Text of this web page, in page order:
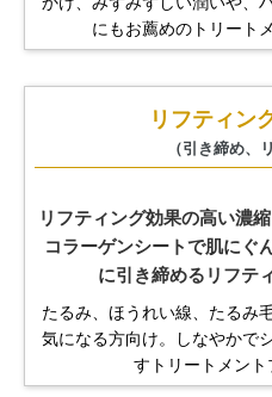
にもお薦めのトリート
リフティン
（引き締め、
リフティング効果の高い濃
コラーゲンシートで肌にぐ
に引き締めるリフテ
たるみ、ほうれい線、たるみ
気になる方向け。
しなやかで
すトリートメント